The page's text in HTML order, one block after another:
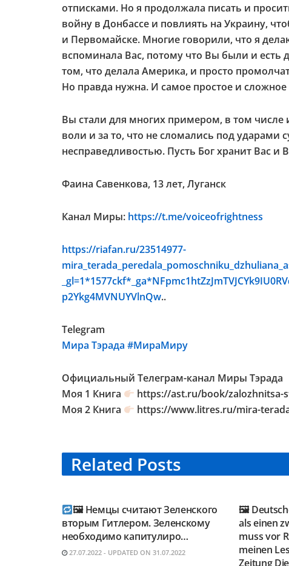
отписками. Но я продолжала писать и
войну в Донбассе и повлиять на Украину,
и Первомайске. Многие говорили, что я
вспоминала Вас, потому что Вы были и
том, что делала Америка, и просто
Но правда нужна. И самое простое и
Вы стали для многих примером, в том числе
воли и за то, что не сломались под ударами
несправедливостью. Пусть Бог хранит Вас и
Фаина Савенкова, 13 лет, Луганск
Канал Миры: https://t.me/voiceofrightness
https://riafan.ru/23514977-
p2Ykg4MVNUYVlnQw..
Telegram
Мира Тэрада #МираМиру
Официальный Телеграм-канал Миры Тэрада
Моя 1 Книга
https://ast.ru/book/zalozhnitsa-
Моя 2 Книга
https://www.litres.ru/mira-
Related Posts
TELEGRAM KANAL
🖼 Немцы считают Зеленского
вторым Гитлером. Зеленскому
необходимо капитулиро…
27.07.2022 - UPDATED ON 31.07.2022
🖼
als einen
muss vor
meinen
Zeitung